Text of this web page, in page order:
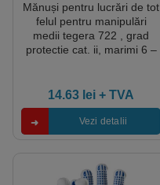
Mănuși pentru lucrări de tot
felul pentru manipulări
medii tegera 722 , grad
protectie cat. ii, marimi 6 –
14.63 lei + TVA
Vezi detalii